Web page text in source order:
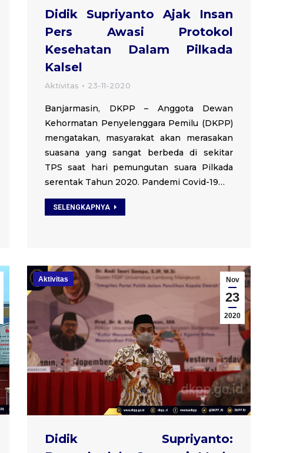
Didik Supriyanto Ajak Insan
Pers Awasi Protokol
Kesehatan Dalam Pilkada
Kalsel
Aktivitas 23-11-2020
Banjarmasin, DKPP – Anggota Dewan
Kehormatan Penyelenggara Pemilu (DKPP)
mengatakan, masyarakat akan merasakan
suasana yang sangat berbeda di sekitar
TPS saat hari pemungutan suara Pilkada
serentak Tahun 2020. Pandemi Covid-19…
SELENGKAPNYA
Nov
23
2020
Aktivitas
Didik Supriyanto: